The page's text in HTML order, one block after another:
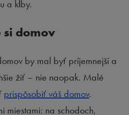
a kĺby.
si domov
by mal byť príjemnejší a
žiť – nie naopak. Malé
prispôsobiť váš domov.
miestami: na schodoch,